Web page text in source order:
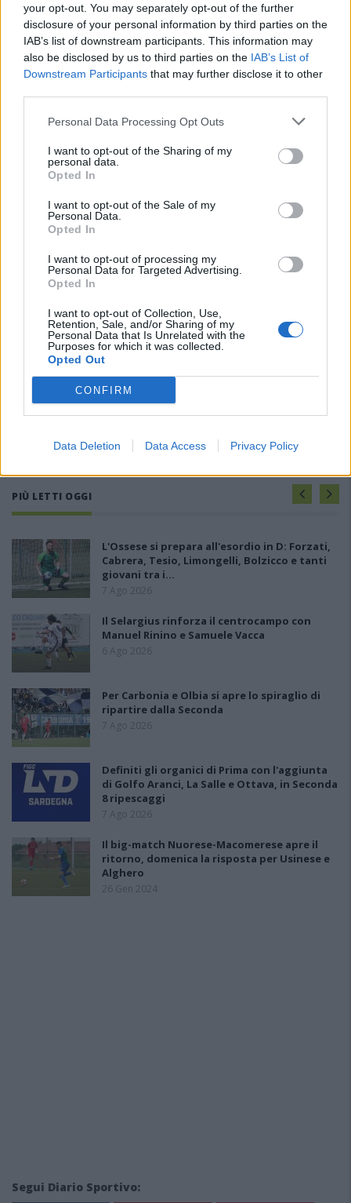
your opt-out. You may separately opt-out of the further
disclosure of your personal information by third parties on the
IAB’s list of downstream participants. This information may
also be disclosed by us to third parties on the IAB’s List of
Downstream Participants that may further disclose it to other
Personal Data Processing Opt Outs
I want to opt-out of the Sharing of my
personal data.
Opted In
I want to opt-out of the Sale of my
Personal Data.
Opted In
I want to opt-out of processing my
Personal Data for Targeted Advertising.
Opted In
I want to opt-out of Collection, Use,
Retention, Sale, and/or Sharing of my
Personal Data that Is Unrelated with the
Purposes for which it was collected.
Opted Out
CONFIRM
Data Deletion Data Access Privacy Policy
PIÙ LETTI OGGI
L'Ossese si prepara all'esordio in D: Forzati,
Cabrera, Tesio, Limongelli, Bolzicco e tanti
giovani tra i…
7 Ago 2026
Il Selargius rinforza il centrocampo con
Manuel Rinino e Samuele Vacca
6 Ago 2026
Per Carbonia e Olbia si apre lo spiraglio di
ripartire dalla Seconda
7 Ago 2026
Definiti gli organici di Prima con l'aggiunta
di Golfo Aranci, La Salle e Ottava, in Seconda
8 ripescaggi
7 Ago 2026
Il big-match Nuorese-Macomerese apre il
ritorno, domenica la risposta per Usinese e
Alghero
26 Gen 2024
Segui Diario Sportivo: